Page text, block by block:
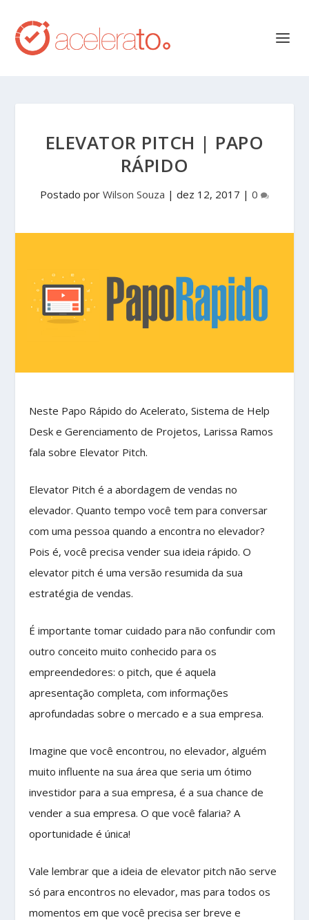
ELEVATOR PITCH | PAPO
RÁPIDO
Postado por Wilson Souza | dez 12, 2017 | 0
Neste Papo Rápido do Acelerato, Sistema de Help
Desk e Gerenciamento de Projetos, Larissa Ramos
fala sobre Elevator Pitch.
Elevator Pitch é a abordagem de vendas no
elevador. Quanto tempo você tem para conversar
com uma pessoa quando a encontra no elevador?
Pois é, você precisa vender sua ideia rápido. O
elevator pitch é uma versão resumida da sua
estratégia de vendas.
É importante tomar cuidado para não confundir com
outro conceito muito conhecido para os
empreendedores: o pitch, que é aquela
apresentação completa, com informações
aprofundadas sobre o mercado e a sua empresa.
Imagine que você encontrou, no elevador, alguém
muito influente na sua área que seria um ótimo
investidor para a sua empresa, é a sua chance de
vender a sua empresa. O que você falaria? A
oportunidade é única!
Vale lembrar que a ideia de elevator pitch não serve
só para encontros no elevador, mas para todos os
momentos em que você precisa ser breve e